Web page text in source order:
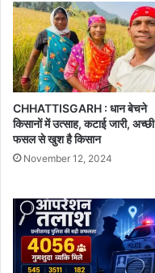
CHHATTISGARH : धान बेचने
किसानों में उत्साह, कटाई जारी, अच्छी
फसल से खुश है किसान
November 12, 2024